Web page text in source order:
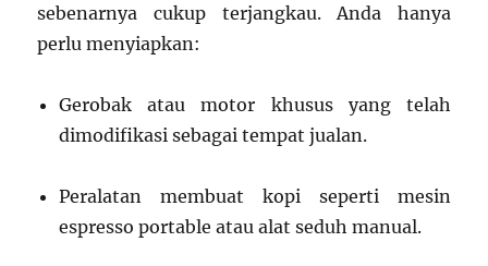
sebenarnya cukup terjangkau. Anda hanya
perlu menyiapkan:
Gerobak atau motor khusus yang telah
dimodifikasi sebagai tempat jualan.
Peralatan membuat kopi seperti mesin
espresso portable atau alat seduh manual.